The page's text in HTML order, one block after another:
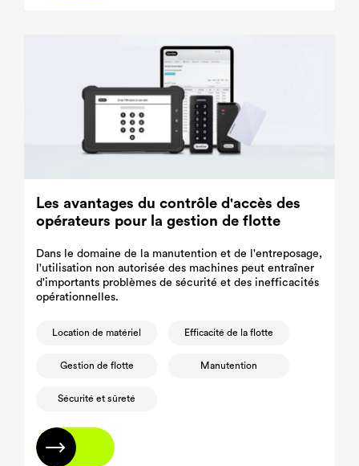
Les avantages du contrôle d'accès des
opérateurs pour la gestion de flotte
Dans le domaine de la manutention et de l'entreposage,
l'utilisation non autorisée des machines peut entraîner
d'importants problèmes de sécurité et des inefficacités
opérationnelles.
Location de matériel Efficacité de la flotte
Gestion de flotte Manutention
Sécurité et sûreté
En savoir plus